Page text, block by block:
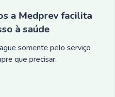
a Medprev facilita
à saúde
somente pelo serviço
que precisar.